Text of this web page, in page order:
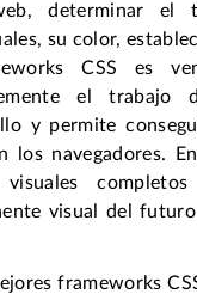
determinar el
su color,
CSS es
el trabajo
y permite
los navegadores.
visual del
frameworks